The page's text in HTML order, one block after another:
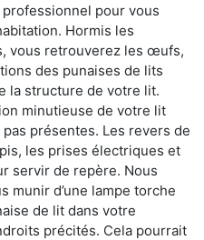
pour vous
Hormis les
vous retrouverez les œufs,
des punaises de lits
la structure de votre lit.
minutieuse de votre lit
présentes. Les revers de
les prises électriques et
servir de repère. Nous
munir d’une lampe torche
de lit dans votre
précités. Cela pourrait